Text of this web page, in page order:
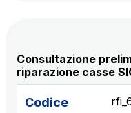
Raccordo
Network Km: 32
Concession expiring
Consultazione
riparazione casse
Codice